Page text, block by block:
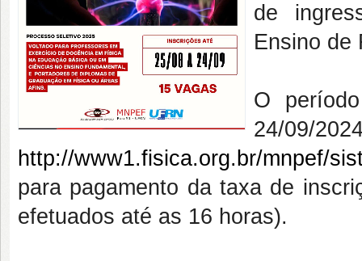
de
Ensino de
O
24/09/
http://www1.fisica.org.br/mnpef/
para pagamento da taxa de
efetuados até as 16 horas).